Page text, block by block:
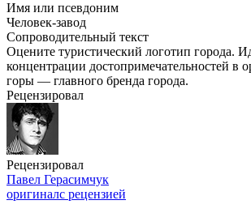
Имя или псевдоним
Человек-завод
Сопроводительный текст
Оцените туристический логотип города.
концентрации достопримечательностей в
горы — главного бренда города.
Рецензировал
Рецензировал
Павел Герасимчук
оригиналс рецензией